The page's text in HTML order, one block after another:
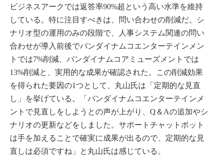
ビジネスアークでは返答率90%超という高い水準を維持
している。特に注目すべきは、問い合わせの削減だ。シ
ナリオ型の運用のみの段階で、人事システム関連の問い
合わせが導入前後でバンダイナムコエンターテインメン
トでは7%削減、バンダイナムコアミューズメントでは
13%削減と、実用的な成果が確認された。この削減効果
を得られた要因の1つとして、丸山氏は「定期的な見直
し」を挙げている。「バンダイナムコエンターテインメ
ントで見直しをしようとの声が上がり、Q＆Aの追加やシ
ナリオの更新などをしました。サポートチャットボット
は手を加えることで確実に成果が出るので、定期的な見
直しは必須ですね」と丸山氏は感じている。